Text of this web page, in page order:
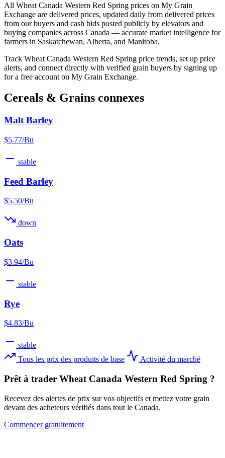
All Wheat Canada Western Red Spring prices on My Grain
Exchange are delivered prices, updated daily from delivered prices
from our buyers and cash bids posted publicly by elevators and
buying companies across Canada — accurate market intelligence for
farmers in Saskatchewan, Alberta, and Manitoba.
Track Wheat Canada Western Red Spring price trends, set up price
alerts, and connect directly with verified grain buyers by signing up
for a free account on My Grain Exchange.
Cereals & Grains connexes
Malt Barley
$5.77/Bu
stable
Feed Barley
$5.50/Bu
down
Oats
$3.94/Bu
stable
Rye
$4.83/Bu
stable
Tous les prix des produits de base
Activité du marché
Prêt à trader Wheat Canada Western Red Spring ?
Recevez des alertes de prix sur vos objectifs et mettez votre grain
devant des acheteurs vérifiés dans tout le Canada.
Commencer gratuitement